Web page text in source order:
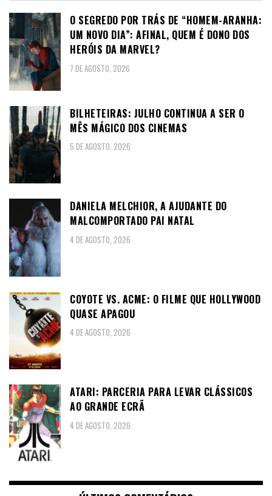
O SEGREDO POR TRÁS DE “HOMEM-ARANHA:
UM NOVO DIA”: AFINAL, QUEM É DONO DOS
HERÓIS DA MARVEL?
7 DE AGOSTO, 2026
BILHETEIRAS: JULHO CONTINUA A SER O
MÊS MÁGICO DOS CINEMAS
5 DE AGOSTO, 2026
DANIELA MELCHIOR, A AJUDANTE DO
MALCOMPORTADO PAI NATAL
4 DE AGOSTO, 2026
COYOTE VS. ACME: O FILME QUE HOLLYWOOD
QUASE APAGOU
4 DE AGOSTO, 2026
ATARI: PARCERIA PARA LEVAR CLÁSSICOS
AO GRANDE ECRÃ
4 DE AGOSTO, 2026